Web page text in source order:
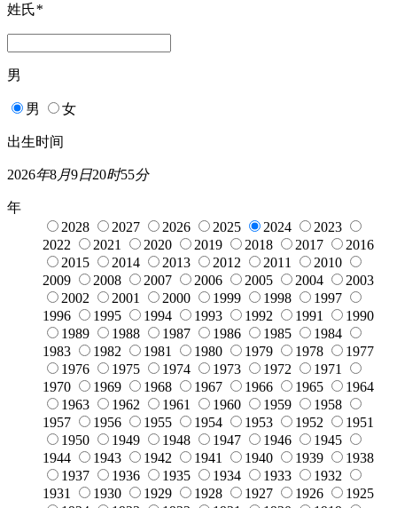
姓氏*
男
男 女
出生时间
2026年8月9日20时55分
年
2028
2027 2026 2025 2024
2023
2022
2021 2020 2019 2018 2017
2016
2015
2014 2013 2012 2011
2010
2009
2008 2007 2006 2005 2004
2003
2002
2001 2000 1999 1998
1997
1996
1995 1994 1993 1992 1991
1990
1989
1988 1987 1986 1985
1984
1983
1982 1981 1980 1979 1978
1977
1976
1975 1974 1973 1972
1971
1970
1969 1968 1967 1966 1965
1964
1963
1962 1961 1960 1959
1958
1957
1956 1955 1954 1953 1952
1951
1950
1949 1948 1947 1946
1945
1944
1943 1942 1941 1940 1939
1938
1937
1936 1935 1934 1933
1932
1931
1930 1929 1928 1927 1926
1925